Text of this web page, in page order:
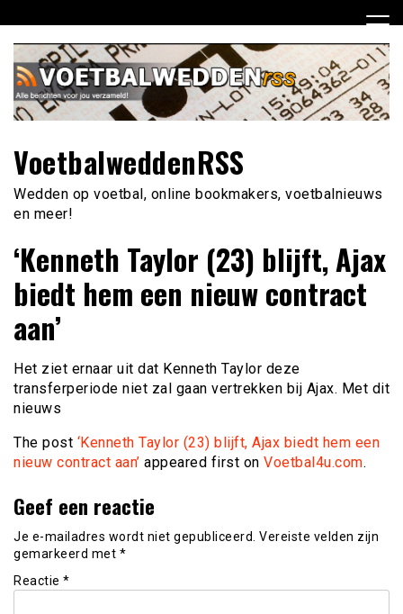
naar
inhoud
VoetbalweddenRSS
Wedden op voetbal, online bookmakers, voetbalnieuws
en meer!
‘Kenneth Taylor (23) blijft, Ajax
biedt hem een nieuw contract
aan’
Het ziet ernaar uit dat Kenneth Taylor deze
transferperiode niet zal gaan vertrekken bij Ajax. Met dit
nieuws
The post ‘Kenneth Taylor (23) blijft, Ajax biedt hem een
nieuw contract aan’ appeared first on Voetbal4u.com.
Geef een reactie
Je e-mailadres wordt niet gepubliceerd. Vereiste velden zijn
gemarkeerd met *
Reactie *